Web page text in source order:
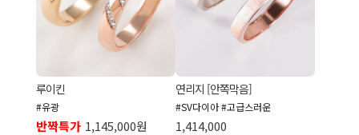
루이킨
#유광
반짝특가 1,145,000원
연리지 [안쪽막음]
#SV다이아 #고급스러운
1,414,000